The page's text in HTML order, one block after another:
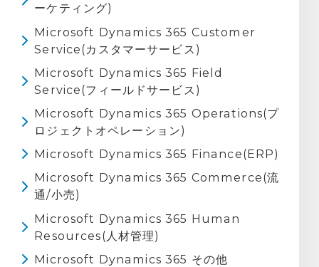
ーケティング)
Microsoft Dynamics 365 Customer
Service(カスタマーサービス)
Microsoft Dynamics 365 Field
Service(フィールドサービス)
Microsoft Dynamics 365 Operations(プ
ロジェクトオペレーション)
Microsoft Dynamics 365 Finance(ERP)
Microsoft Dynamics 365 Commerce(流
通/小売)
Microsoft Dynamics 365 Human
Resources(人材管理)
Microsoft Dynamics 365 その他